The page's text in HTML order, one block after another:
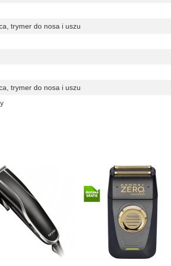
trymer do nosa i uszu
trymer do nosa i uszu